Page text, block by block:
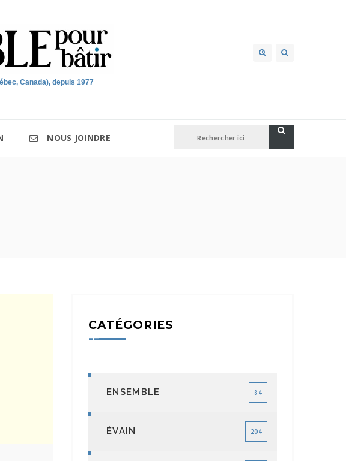
Canada), depuis 1977
NOUS JOINDRE
CATÉGORIES
ENSEMBLE 84
ÉVAIN 204